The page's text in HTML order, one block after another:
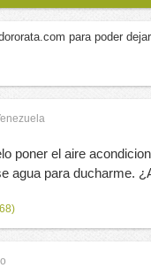
para poder
poner el aire
agua para ducharme.